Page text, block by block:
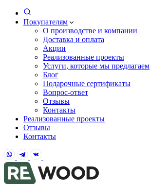
Покупателям
О производстве и компании
Доставка и оплата
Акции
Реализованные проекты
Услуги, которые мы предлагаем
Блог
Подарочные сертификаты
Вопрос-ответ
Отзывы
Контакты
Реализованные проекты
Отзывы
Контакты